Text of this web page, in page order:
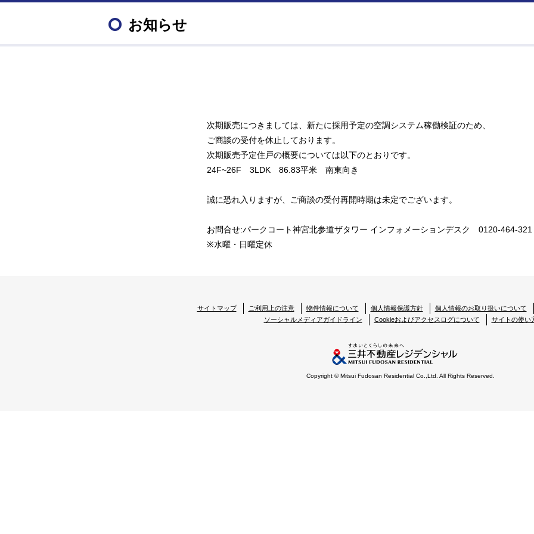
お知らせ
次期販売につきましては、新たに採用予定の空調システム稼働検証のため、
ご商談の受付を休止しております。
次期販売予定住戸の概要については以下のとおりです。
24F~26F 3LDK 86.83平米 南東向き
誠に恐れ入りますが、ご商談の受付再開時期は未定でございます。
お問合せ:パークコート神宮北参道ザタワー インフォメーションデスク 0120-464-321
※水曜・日曜定休
サイトマップ ご利用上の注意 物件情報について 個人情報保護方針 個人情報のお取り扱いについて
ソーシャルメディアガイドライン
Cookieおよびアクセスログについて サイトの使い
Copyright © Mitsui Fudosan Residential Co.,Ltd. All Rights Reserved.